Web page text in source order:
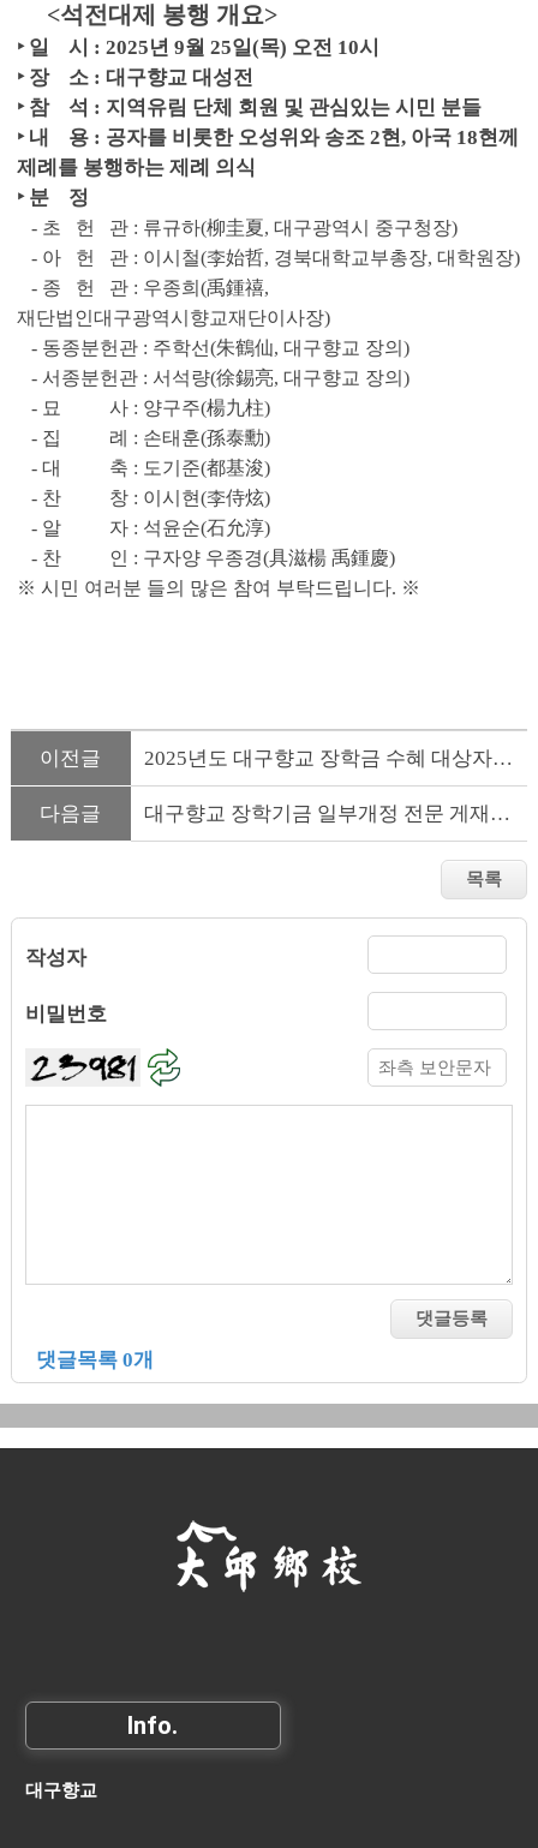
<석전대제 봉행 개요>
‣ 일 시 : 2025년 9월 25일(목) 오전 10시
‣ 장 소 : 대구향교 대성전
‣ 참 석 : 지역유림 단체 회원 및 관심있는 시민 분들
‣ 내 용 : 공자를 비롯한 오성위와 송조 2현, 아국 18현께
제례를 봉행하는 제례 의식
‣ 분 정
- 초 헌 관 : 류규하(柳圭夏, 대구광역시 중구청장)
- 아 헌 관 : 이시철(李始哲, 경북대학교부총장, 대학원장)
- 종 헌 관 : 우종희(禹鍾禧,
재단법인대구광역시향교재단이사장)
- 동종분헌관 : 주학선(朱鶴仙, 대구향교 장의)
- 서종분헌관 : 서석량(徐錫亮, 대구향교 장의)
- 묘 사 : 양구주(楊九柱)
- 집 례 : 손태훈(孫泰勳)
- 대 축 : 도기준(都基浚)
- 찬 창 : 이시현(李侍炫)
- 알 자 : 석윤순(石允淳)
- 찬 인 : 구자양 우종경(具滋楊 禹鍾慶)
※ 시민 여러분 들의 많은 참여 부탁드립니다. ※
이전글 2025년도 대구향교 장학금 수혜 대상자 선정 및 수여식 안내
다음글 대구향교 장학기금 일부개정 전문 게재(2025.9.17 일부개정)
작성자
비밀번호
댓글목록 0개
Info.
대구향교